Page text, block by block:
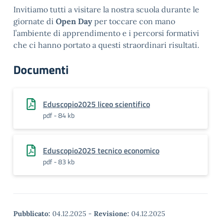
Invitiamo tutti a visitare la nostra scuola durante le
giornate di Open Day per toccare con mano
l’ambiente di apprendimento e i percorsi formativi
che ci hanno portato a questi straordinari risultati.
Documenti
Eduscopio2025 liceo scientifico
pdf - 84 kb
Eduscopio2025 tecnico economico
pdf - 83 kb
Pubblicato: 04.12.2025 - Revisione: 04.12.2025